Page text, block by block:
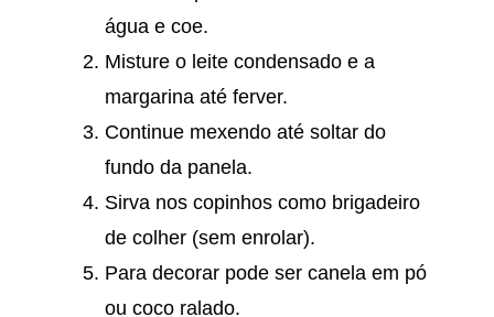
água e coe.
Misture o leite condensado e a
margarina até ferver.
Continue mexendo até soltar do
fundo da panela.
Sirva nos copinhos como brigadeiro
de colher (sem enrolar).
Para decorar pode ser canela em pó
ou coco ralado.